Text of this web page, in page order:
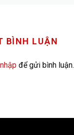
BÌNH LUẬN
để gửi bình luận.